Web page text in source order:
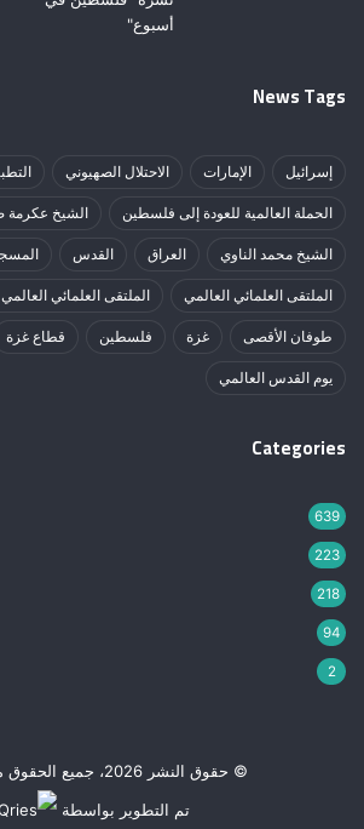
News Tags
إسرائيل الإمارات الاحتلال الصهيوني
الحملة العالمية للعودة إلى فلسطين الشيخ عكرمة
الشيخ محمد الناوي العراق القدس
الملتقى العلمائي العالمي الملتقى العلمائي
طوفان الأقصى غزة فلسطين قطاع غزة
يوم القدس العالمي
Categories
639
223
218
94
2
© حقوق النشر 2026، جميع الحقوق محفوظة
تم التطوير بواسطة